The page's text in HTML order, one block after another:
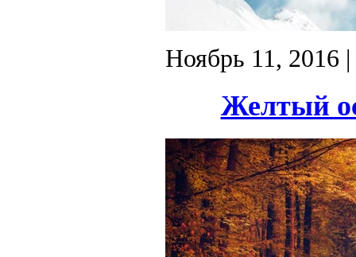
Ноябрь 11, 2016
Желтый